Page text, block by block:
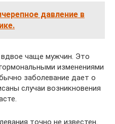
давление в
чаще мужчин. Это
изменениями
заболевание дает о
случаи возникновения
точно не известен.